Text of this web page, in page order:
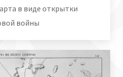
в виде открытки
войны